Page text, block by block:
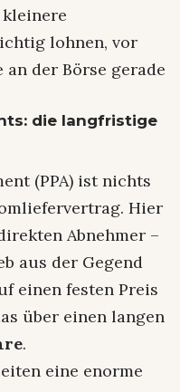
lohnen, vor
der Börse gerade
die langfristige
(PPA) ist nichts
Hier
Abnehmer –
aus der Gegend
einen festen Preis
über einen langen
.
eine enorme